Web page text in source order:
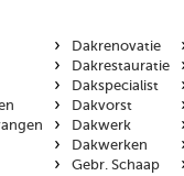
› Dakrenovatie
› Dakrestauratie
› Dakspecialist
› Dakvorst
› Dakwerk
› Dakwerken
› Gebr. Schaap